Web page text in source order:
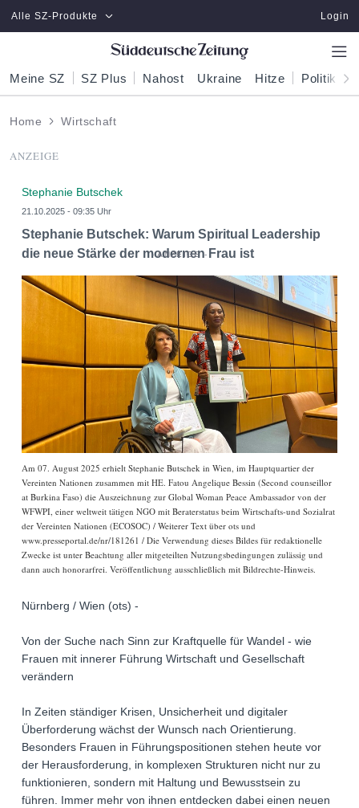
Zum Hauptinhalt springen
Alle SZ-Produkte Login
Meine SZ SZ Plus Nahost Ukraine Hitze Politik
Home Wirtschaft
ANZEIGE
Stephanie Butschek
21.10.2025 - 09:35 Uhr
Stephanie Butschek: Warum Spiritual Leadership
die neue Stärke der modernen Frau ist
Am 07. August 2025 erhielt Stephanie Butschek in Wien, im Hauptquartier der
Vereinten Nationen zusammen mit HE. Fatou Angelique Bessin (Second counseillor
at Burkina Faso) die Auszeichnung zur Global Woman Peace Ambassador von der
WFWPI, einer weltweit tätigen NGO mit Beraterstatus beim Wirtschafts-und Sozialrat
der Vereinten Nationen (ECOSOC) / Weiterer Text über ots und
www.presseportal.de/nr/181261 / Die Verwendung dieses Bildes für redaktionelle
Zwecke ist unter Beachtung aller mitgeteilten Nutzungsbedingungen zulässig und
dann auch honorarfrei. Veröffentlichung ausschließlich mit Bildrechte-Hinweis.
Nürnberg / Wien (ots) -
Von der Suche nach Sinn zur Kraftquelle für Wandel - wie
Frauen mit innerer Führung Wirtschaft und Gesellschaft
verändern
In Zeiten ständiger Krisen, Unsicherheit und digitaler
Überforderung wächst der Wunsch nach Orientierung.
Besonders Frauen in Führungspositionen stehen heute vor
der Herausforderung, in komplexen Strukturen nicht nur zu
funktionieren, sondern mit Haltung und Bewusstsein zu
führen. Immer mehr von ihnen entdecken dabei einen neuen